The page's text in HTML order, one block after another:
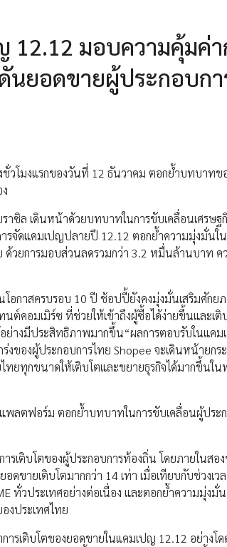
มอบความคุ้มค่า
นยอดขายผู้ประกอบกา
ชั่วโมงแรกของวันที่ 12 ธันวาคม ตอกย้ำบทบาทข
ซิล เดินหน้าด้วยบทบาทในการขับเคลื่อนเศรษฐ
รจัดแคมเปญปลายปี 12.12 ตอกย้ำความมุ่งมั่นใ
ด้วยการมอบส่วนลดรวมกว่า 3.2 หมื่นล้านบาท ค
อกาสครบรอบ 10 ปี ช้อปปี้ยังคงมุ่งมั่นเสริมศักย
ต์คอมเมิร์ซ ที่ช่วยให้เข้าถึงผู้ซื้อได้ง่ายขึ้นและเติ
อย่างมีประสิทธิภาพมากขึ้น“ผลการตอบรับในแคม
ของผู้ประกอบการไทย Shopee จะเดินหน้ายกร
ยทุกขนาดให้เติบโตและขยายธุรกิจได้มากขึ้นใน
แพลตฟอร์ม ตอกย้ำบทบาทในการขับเคลื่อนผู้ประ
ติบโตของผู้ประกอบการท้องถิ่น โดยภายในสอง
ขายเติบโตมากกว่า 14 เท่า เมื่อเทียบกับช่วงเว
ทั่วประเทศอย่างต่อเนื่อง และตอกย้ำความมุ่งมั่
งประเทศไทย
เติบโตของยอดขายในแคมเปญ 12.12 อย่างโด